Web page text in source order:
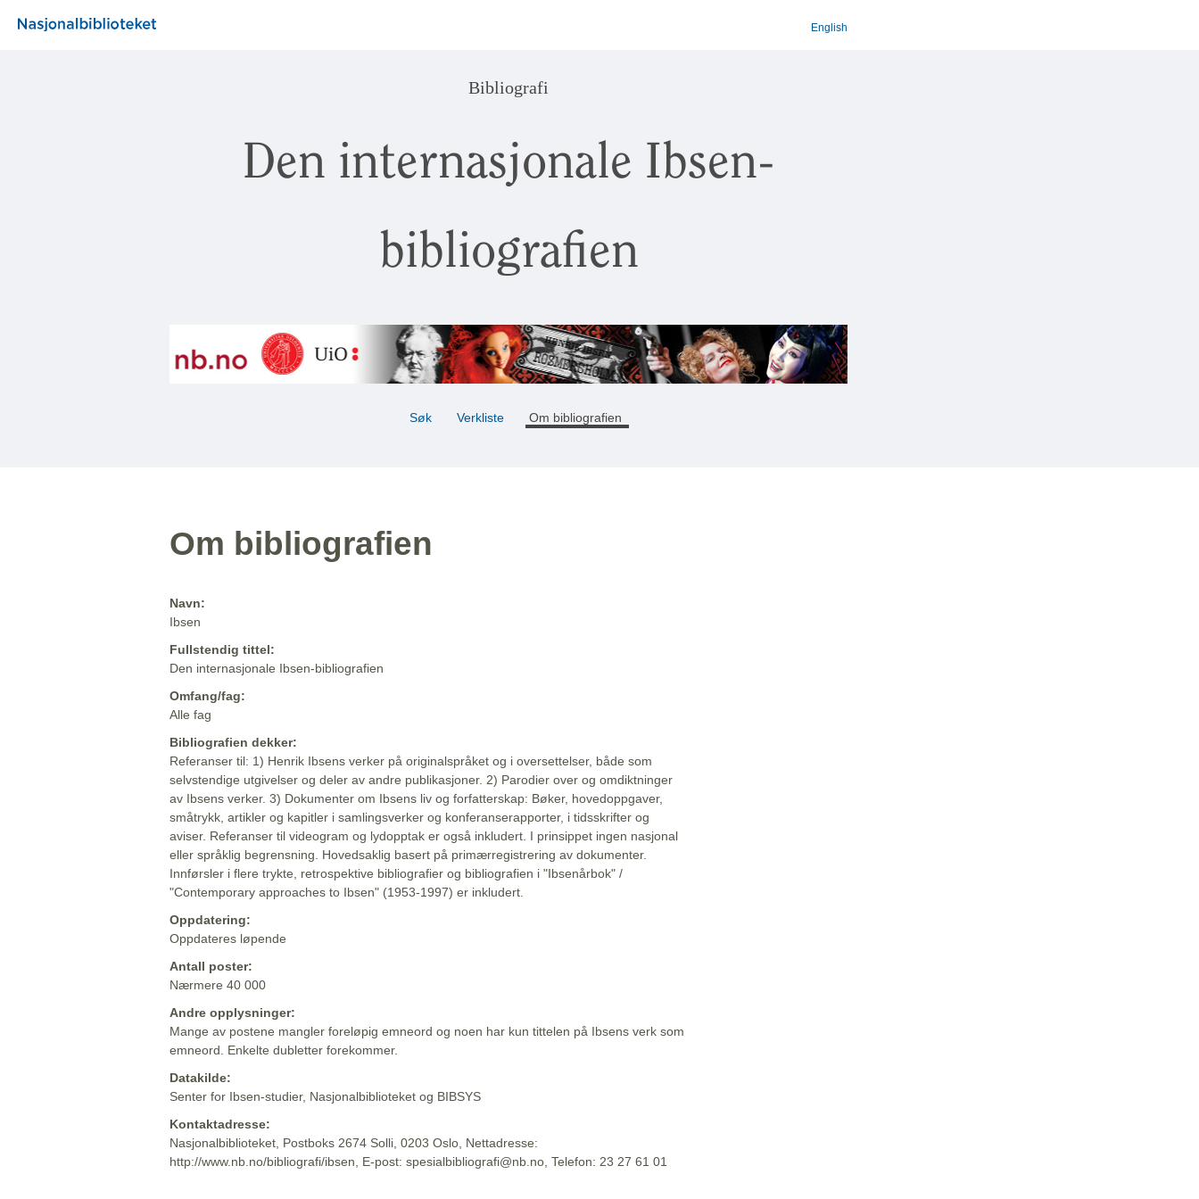
English
Bibliografi
Den internasjonale Ibsen-
bibliografien
Søk Verkliste Om bibliografien
Om bibliografien
Navn:
Ibsen
Fullstendig tittel:
Den internasjonale Ibsen-bibliografien
Omfang/fag:
Alle fag
Bibliografien dekker:
Referanser til: 1) Henrik Ibsens verker på originalspråket og i oversettelser, både som
selvstendige utgivelser og deler av andre publikasjoner. 2) Parodier over og omdiktninger
av Ibsens verker. 3) Dokumenter om Ibsens liv og forfatterskap: Bøker, hovedoppgaver,
småtrykk, artikler og kapitler i samlingsverker og konferanserapporter, i tidsskrifter og
aviser. Referanser til videogram og lydopptak er også inkludert. I prinsippet ingen nasjonal
eller språklig begrensning. Hovedsaklig basert på primærregistrering av dokumenter.
Innførsler i flere trykte, retrospektive bibliografier og bibliografien i "Ibsenårbok" /
"Contemporary approaches to Ibsen" (1953-1997) er inkludert.
Oppdatering:
Oppdateres løpende
Antall poster:
Nærmere 40 000
Andre opplysninger:
Mange av postene mangler foreløpig emneord og noen har kun tittelen på Ibsens verk som
emneord. Enkelte dubletter forekommer.
Datakilde:
Senter for Ibsen-studier, Nasjonalbiblioteket og BIBSYS
Kontaktadresse:
Nasjonalbiblioteket, Postboks 2674 Solli, 0203 Oslo, Nettadresse:
http://www.nb.no/bibliografi/ibsen, E-post: spesialbibliografi@nb.no, Telefon: 23 27 61 01